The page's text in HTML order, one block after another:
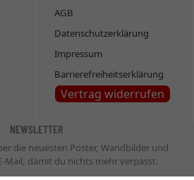
AGB
Datenschutzerklärung
Impressum
Barrierefreiheitserklärung
Vertrag widerrufen
NEWSLETTER
die neuesten Poster, Wandbilder und
Mail, damit du nichts mehr verpasst.